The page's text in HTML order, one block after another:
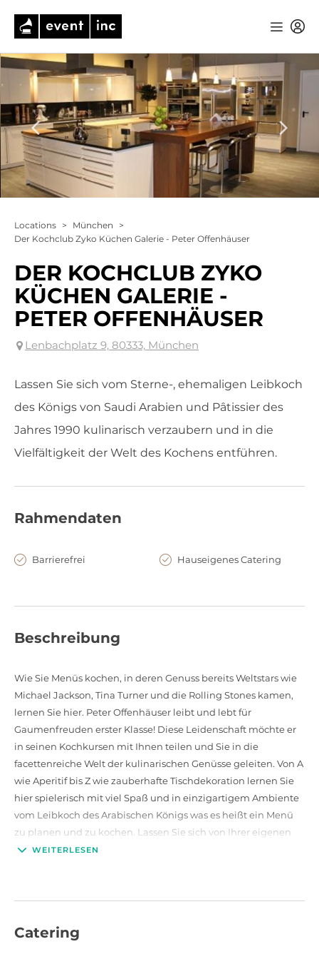
Locations > München
>
Der Kochclub Zyko Küchen Galerie - Peter Offenhäuser
DER KOCHCLUB ZYKO
KÜCHEN GALERIE -
PETER OFFENHÄUSER
Lenbachplatz 9, 80333, München
Lassen Sie sich vom Sterne-, ehemaligen Leibkoch
des Königs von Saudi Arabien und Pâtissier des
Jahres 1990 kulinarisch verzaubern und in die
Vielfältigkeit der Welt des Kochens entführen.
Rahmendaten
Barrierefrei Hauseigenes Catering
Beschreibung
Wie Sie Menüs kochen, in deren Genuss bereits Weltstars wie
Michael Jackson, Tina Turner und die Rolling Stones kamen,
lernen Sie hier. Peter Offenhäuser leibt und lebt für
Gaumenfreuden erster Klasse! Diese Leidenschaft möchte er
in seinen Kochkursen mit Ihnen teilen und Sie in die
facettenreiche Welt der kulinarischen Genüsse geleiten. Von A
wie Aperitif bis Z wie zauberhafte Tischdekoration lernen Sie
hier spielerisch mit viel Spaß und in einzigartigem Ambiente
vom Leibkoch des Arabischen Königs was es heißt ein Menü
zu planen und zu kochen. Lassen Sie sich von Ihrer eigenen
Kreativität überraschen und freuen Sie sich auf ein
Entdecken Sie in familiärer Atmosphäre und einzigartigem
Niveau! Ob privat mit der Familie, als Geschenk für Ihre
WEITERLESEN
Catering